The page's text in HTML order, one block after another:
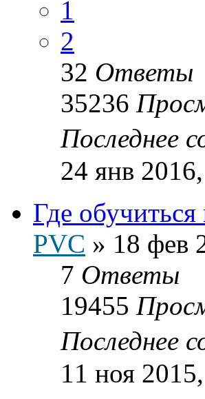
1
2
32 Ответы
35236
Последнее
24 янв
Где
PVC » 18 фев
7 Ответы
19455
Последнее
11 ноя